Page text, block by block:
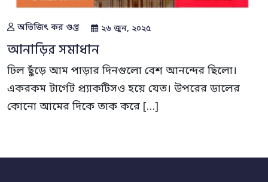
অভিজিৎ কর গুপ্ত ২৬ জুন, ২০২৫
আনাড়ির সমাধান
ঢিল ছুঁড়ে আম পাড়ার দিনগুলো বেশ আনন্দের ছিলো।
একরকম টার্গেট প্র‍্যাকটিসও হয়ে যেত। উপরের ডালের
কোনো আমের দিকে তাক করে […]